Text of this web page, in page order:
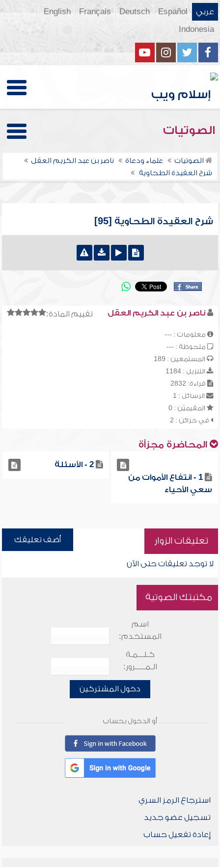
عربي Español
Deutsch
Français
English
Indonesia
الصوتيات
الصوتيات علماء ودعاة
ناصر بن عبد الكريم العقل
شرح العقيدة الطحاوية
شرح العقيدة الطحاوية [95]
تقييم المادة: ناصر بن عبد الكريم العقل
معلومات : ---
ملحوظة : ---
المستمعين : 189
التنزيل : 1184
قراءة: 2832
الرسائل : 1
المقيميّن : 0
في خزائن : 2
المحاضرة مجزأة
1 - انتفاع الأموات من
سعي الأحياء
2 - الأسئلة
تعليقات الزوار أضف تعليقك
لا توجد تعليقات حتى الآن
مكتبتك الصوتية
اسم
المستخدم:
كـلـــمـة
الـمـــــرور:
دخول المشتركين
أو الدخول بحساب
استرجاع الرمز السري
تسجيل عضو جديد
إعادة تفعيل حساب